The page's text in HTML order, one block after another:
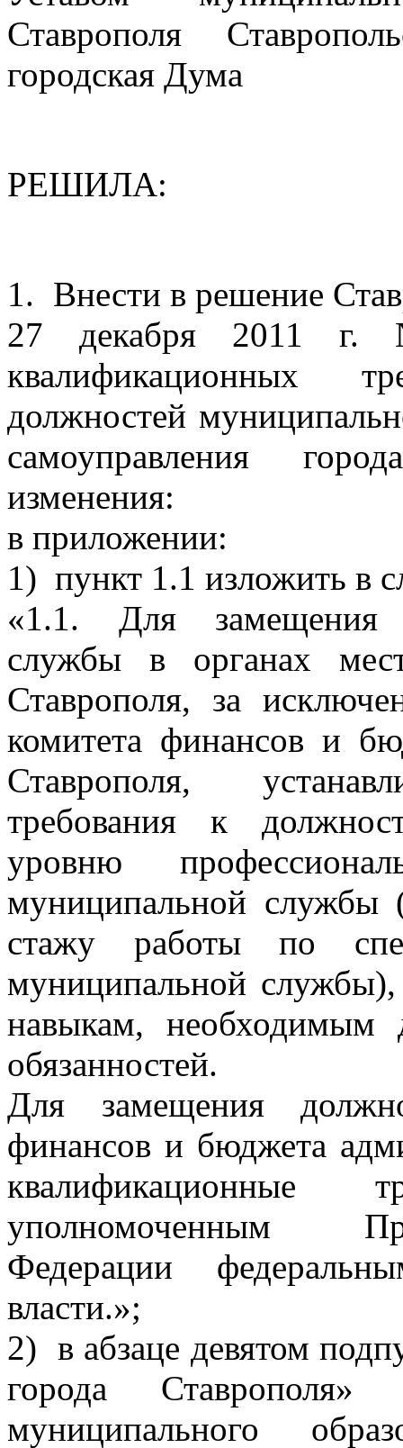
Ставрополя
городская Дума
РЕШИЛА:
1. Внести в решение
27 декабря 2011
квалификационных
должностей
самоуправления
изменения:
в приложении:
1) пункт 1.1 изложить в
«1.1. Для замещения
службы в органах
Ставрополя, за
комитета финансов и
Ставрополя,
требования к
уровню
муниципальной службы
стажу работы по
муниципальной
навыкам, необходимым
обязанностей.
Для замещения
финансов и бюджета
квалификационные
уполномоченным
Федерации
власти.»;
2) в абзаце девятом
города Ставрополя»
муниципального